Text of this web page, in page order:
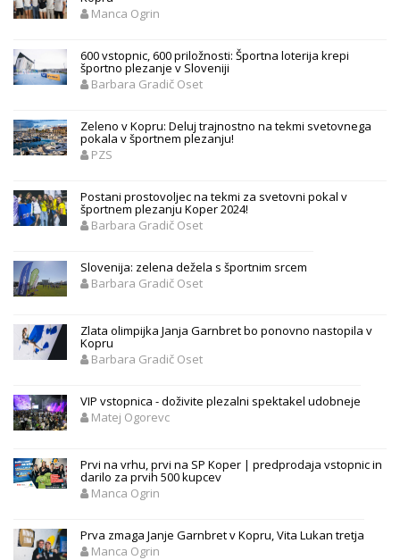
Manca Ogrin
600 vstopnic, 600 priložnosti: Športna loterija krepi
športno plezanje v Sloveniji
Barbara Gradič Oset
Zeleno v Kopru: Deluj trajnostno na tekmi svetovnega
pokala v športnem plezanju!
PZS
Postani prostovoljec na tekmi za svetovni pokal v
športnem plezanju Koper 2024!
Barbara Gradič Oset
Slovenija: zelena dežela s športnim srcem
Barbara Gradič Oset
Zlata olimpijka Janja Garnbret bo ponovno nastopila v
Kopru
Barbara Gradič Oset
VIP vstopnica - doživite plezalni spektakel udobneje
Matej Ogorevc
Prvi na vrhu, prvi na SP Koper | predprodaja vstopnic in
darilo za prvih 500 kupcev
Manca Ogrin
Prva zmaga Janje Garnbret v Kopru, Vita Lukan tretja
Manca Ogrin